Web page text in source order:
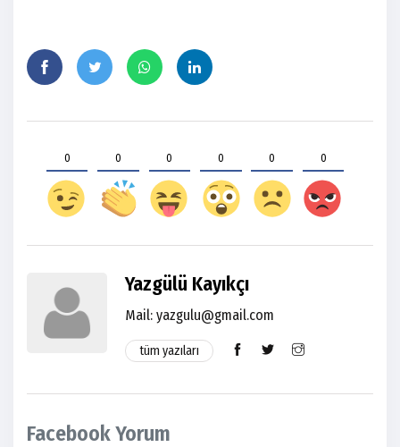
0 0 0 0 0 0
Yazgülü Kayıkçı
Mail: yazgulu@gmail.com
tüm yazıları
Facebook Yorum